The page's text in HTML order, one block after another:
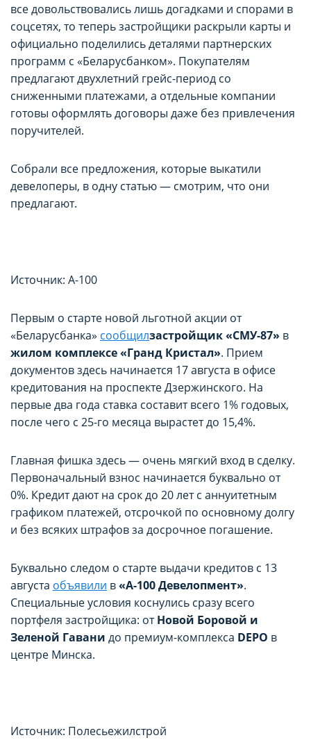
все довольствовались лишь догадками и спорами в
соцсетях, то теперь застройщики раскрыли карты и
официально поделились деталями партнерских
программ с «Беларусбанком». Покупателям
предлагают двухлетний грейс-период со
сниженными платежами, а отдельные компании
готовы оформлять договоры даже без привлечения
поручителей.
Собрали все предложения, которые выкатили
девелоперы, в одну статью — смотрим, что они
предлагают.
Источник: А-100
Первым о старте новой льготной акции от
«Беларусбанка» сообщилзастройщик «СМУ-87» в
жилом комплексе «Гранд Кристал». Прием
документов здесь начинается 17 августа в офисе
кредитования на проспекте Дзержинского. На
первые два года ставка составит всего 1% годовых,
после чего с 25-го месяца вырастет до 15,4%.
Главная фишка здесь — очень мягкий вход в сделку.
Первоначальный взнос начинается буквально от
0%. Кредит дают на срок до 20 лет с аннуитетным
графиком платежей, отсрочкой по основному долгу
и без всяких штрафов за досрочное погашение.
Буквально следом о старте выдачи кредитов с 13
августа объявили в«А-100 Девелопмент».
Специальные условия коснулись сразу всего
портфеля застройщика: отНовой Боровой и
Зеленой Гавани до премиум-комплекса DEPO в
центре Минска.
Источник: Полесьежилстрой